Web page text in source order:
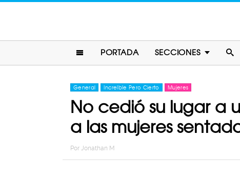
PORTADA SECCIONES
General Increíble Pero Cierto Mujeres
No cedió su lugar a
a las mujeres
Por Jonathan M